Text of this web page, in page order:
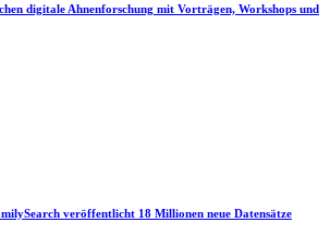
digitale Ahnenforschung mit Vorträgen, Workshops und
veröffentlicht 18 Millionen neue Datensätze